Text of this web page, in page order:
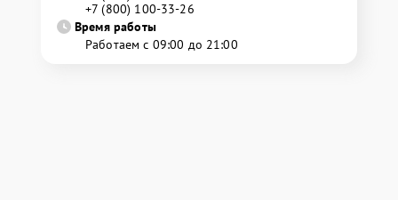
+7 (800) 100-33-26
Время работы
Работаем с 09:00 до 21:00